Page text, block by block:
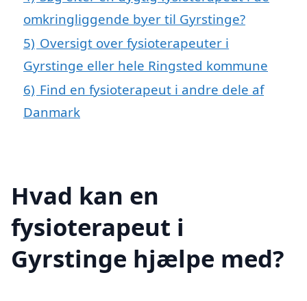
omkringliggende byer til Gyrstinge?
5) Oversigt over fysioterapeuter i
Gyrstinge eller hele Ringsted kommune
6) Find en fysioterapeut i andre dele af
Danmark
Hvad kan en
fysioterapeut i
Gyrstinge hjælpe med?